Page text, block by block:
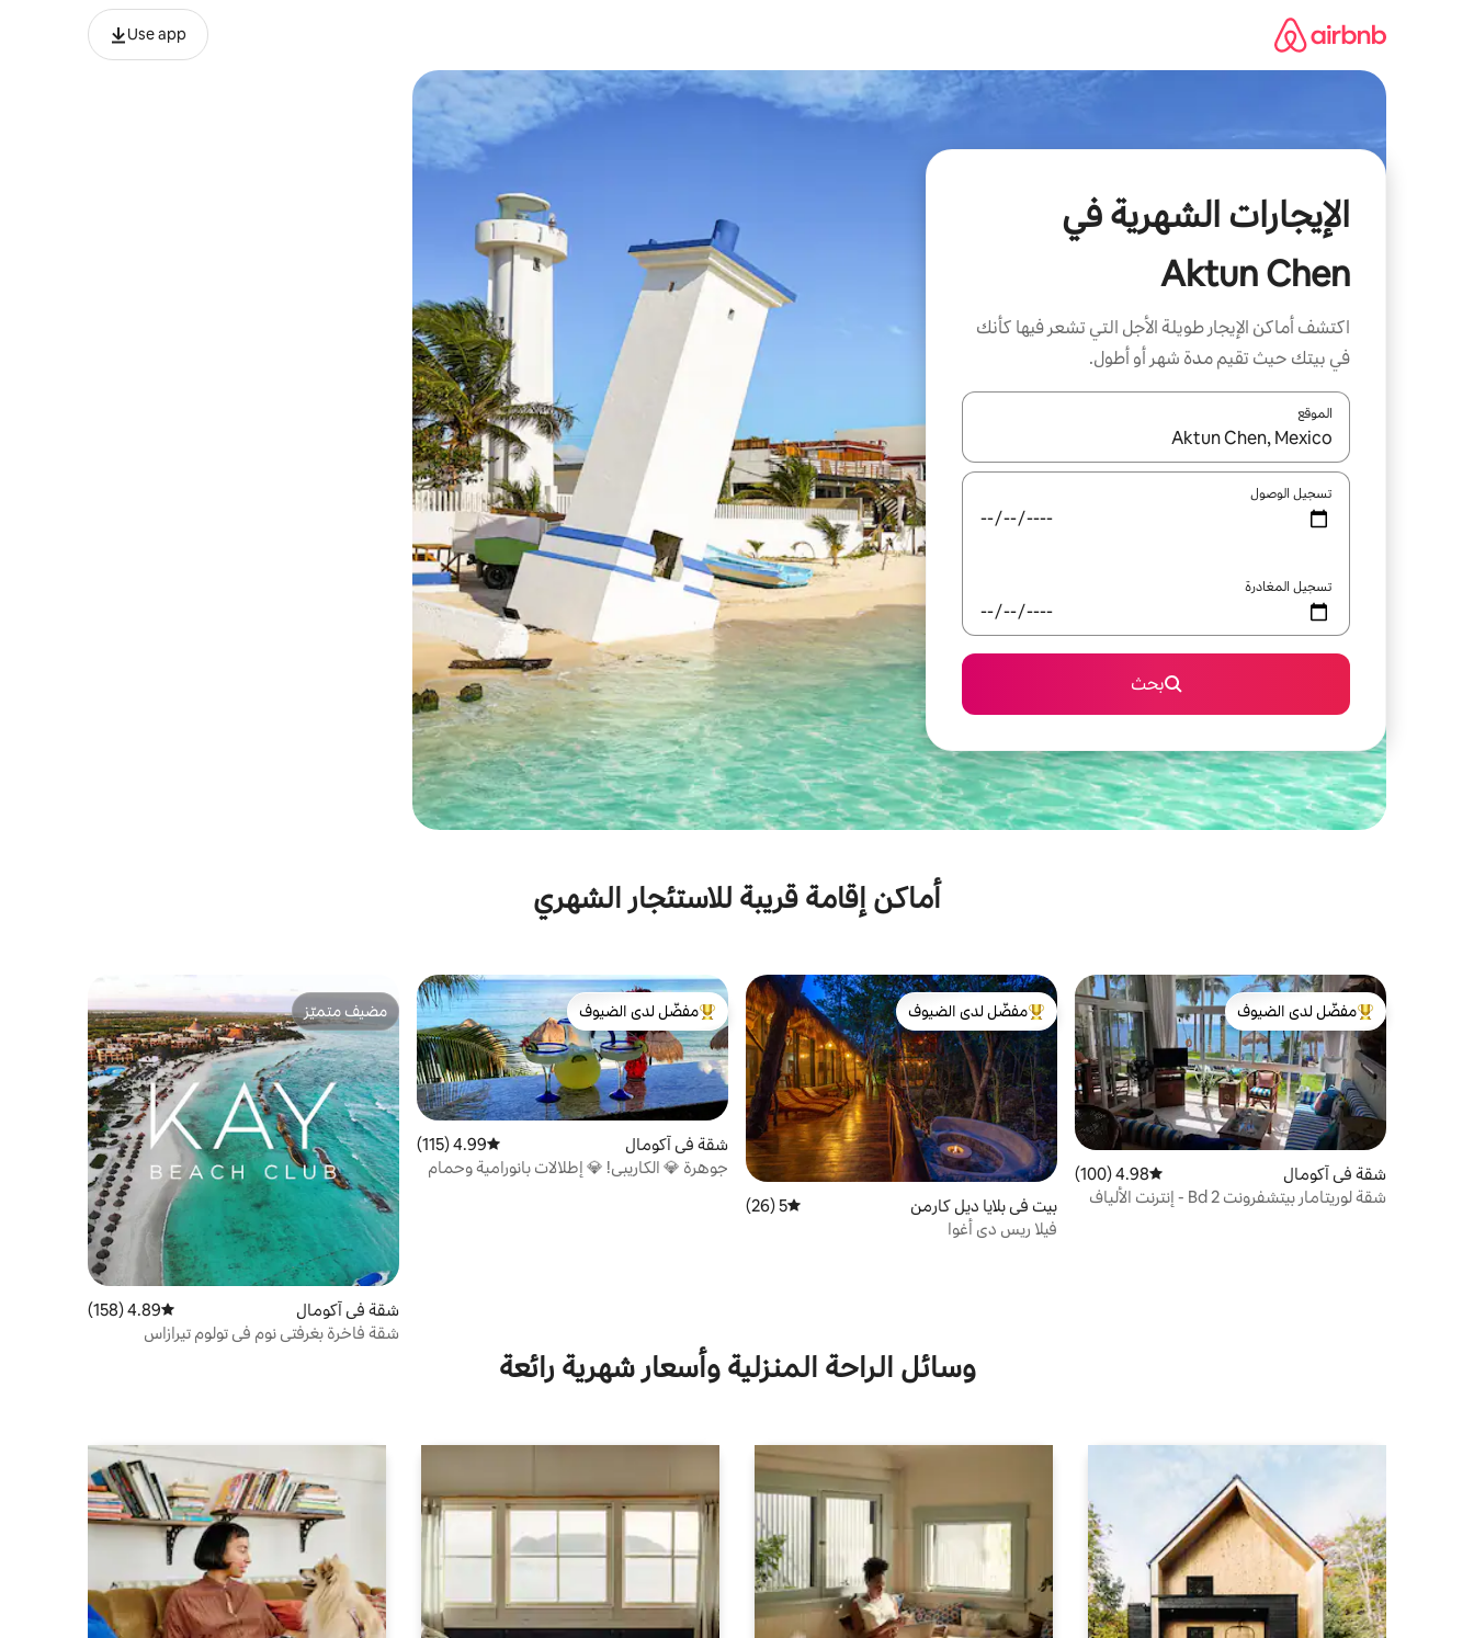
Use app
الإيجارات الشهرية في
Aktun Chen
اكتشف أماكن الإيجار طويلة الأجل التي تشعر فيها كأنك
في بيتك حيث تقيم مدة شهر أو أطول.
الموقع
عند توفر النتائج، انتقل باستخدام السهمين لأعلى ولأسفل أو استكشف عن طريق اللمس أو السحب.
تسجيل الوصول
تسجيل المغادرة
بحث
أماكن إقامة قريبة للاستئجار الشهري
من أبرز البيوت المفضّلة لدى الضيوف
مفضّل لدى الضيوف
شقة في آكومال متوسط التقييم 4.98 من 5، 100 مراجعات
4.98 (100)
شقة لوريتامار بيتشفرونت 2 Bd - إنترنت الألياف
من أبرز البيوت المفضّلة لدى الضيوف
مفضّل لدى الضيوف
بيت في بلايا ديل كارمن متوسط التقييم 5 من 5، 26 مراجعات
5 (26)
فيلا ريس دي أغوا
من أبرز البيوت المفضّلة لدى الضيوف
مفضّل لدى الضيوف
شقة في آكومال متوسط التقييم 4.99 من 5، 115 مراجعات
4.99 (115)
جوهرة 💎 الكاريبي! 💎 إطلالات بانورامية وحمام
مضيف متميّز
مضيف متميّز
شقة في آكومال متوسط التقييم 4.89 من 5، 158 مراجعات
4.89 (158)
شقة فاخرة بغرفتي نوم في تولوم تيرازاس
وسائل الراحة المنزلية وأسعار شهرية رائعة